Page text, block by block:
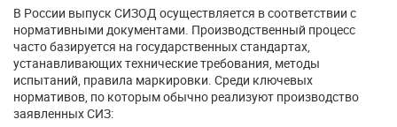
В России выпуск СИЗОД осуществляется в соответствии с
нормативными документами. Производственный процесс
часто базируется на государственных стандартах,
устанавливающих технические требования, методы
испытаний, правила маркировки. Среди ключевых
нормативов, по которым обычно реализуют производство
заявленных СИЗ: